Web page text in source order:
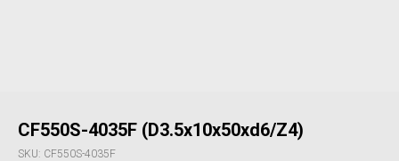
CF550S-4035F (D3.5x10x50xd6/Z4)
SKU: CF550S-4035F